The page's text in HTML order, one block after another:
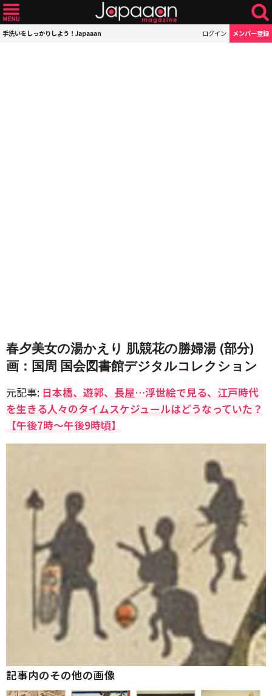
手洗いをしっかりしよう！Japaaan ログイン メンバー登録
春夕美女の湯かえり 肌競花の勝婦湯 (部分)
画：国周 国会図書館デジタルコレクション
元記事: 日本橋、遊郭、長屋…浮世絵で見る、江戸時代
を生きる人々のタイムスケジュールはどうなっていた？
【午後7時～午後9時頃】
記事内のその他の画像